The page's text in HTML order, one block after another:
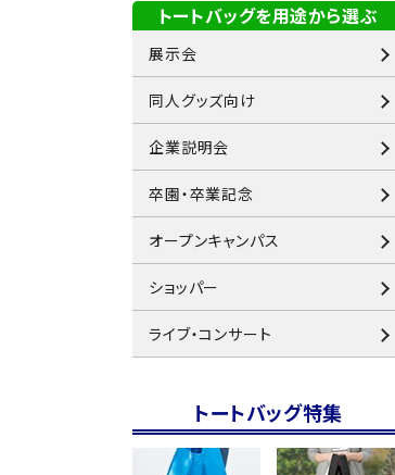
トートバッグを用途から選ぶ
展示会
同人グッズ向け
企業説明会
卒園・卒業記念
オープンキャンパス
ショッパー
ライブ・コンサート
トートバッグ特集